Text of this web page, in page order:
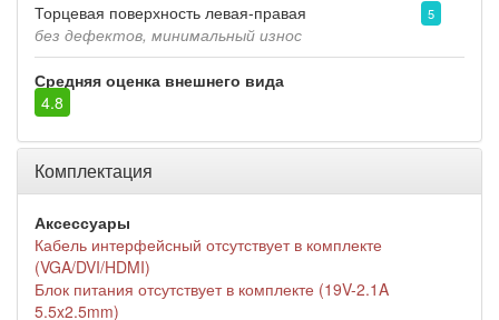
Торцевая поверхность левая-правая
5
без дефектов, минимальный износ
Средняя оценка внешнего вида
4.8
Комплектация
Аксессуары
Кабель интерфейсный отсутствует в комплекте
(VGA/DVI/HDMI)
Блок питания отсутствует в комплекте (19V-2.1A
5.5x2.5mm)